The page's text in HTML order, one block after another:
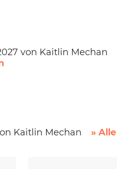
von Kaitlin Mechan
Kaitlin Mechan
» Alle